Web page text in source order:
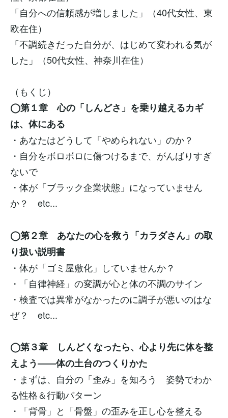
「自分への信頼感が増しました」（40代女性、東
欧在住）
「不調続きだった自分が、はじめて変われる気が
した」（50代女性、神奈川在住）
（もくじ）
◯第１章 心の「しんどさ」を乗り越えるカギ
は、体にある
・あなたはどうして「やめられない」のか？
・自分をボロボロに傷つけるまで、がんばりすぎ
ないで
・体が「ブラック企業状態」になっていません
か？ etc...
◯第２章 あなたの心を救う「カラダさん」の取
り扱い説明書
・体が「ゴミ屋敷化」していませんか？
・「自律神経」の変調が心と体の不調のサイン
・検査では異常がなかったのに調子が悪いのはな
ぜ？ etc...
◯第３章 しんどくなったら、心より先に体を整
えよう――体の土台のつくりかた
・まずは、自分の「歪み」を知ろう 姿勢でわか
る性格＆行動パターン
・「背骨」と「骨盤」の歪みを正し心を整える